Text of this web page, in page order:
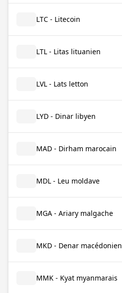
LTC - Litecoin
LTL - Litas lituanien
LVL - Lats letton
LYD - Dinar libyen
MAD - Dirham marocain
MDL - Leu moldave
MGA - Ariary malgache
MKD - Denar macédonien
MMK - Kyat myanmarais